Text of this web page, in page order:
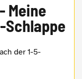
Meine
Schlappe